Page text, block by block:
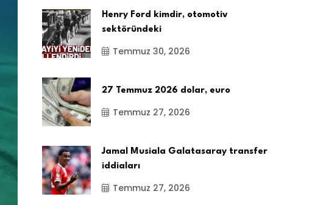
Henry Ford kimdir, otomotiv
sektöründeki
Temmuz 30, 2026
27 Temmuz 2026 dolar, euro
Temmuz 27, 2026
Jamal Musiala Galatasaray transfer
iddiaları
Temmuz 27, 2026